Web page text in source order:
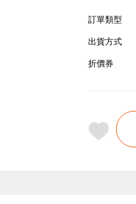
訂單類型
出貨方式
折價券